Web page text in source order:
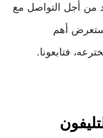
من أجل التواصل مع
أهم
فتابعونا.